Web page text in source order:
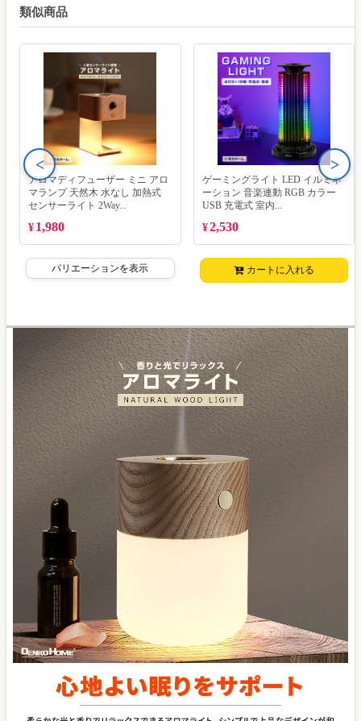
類似商品
アロマディフューザー ミニ アロ
マランプ 天然木 水なし 加熱式
センサーライト 2Way...
¥ 1,980
バリエーションを表示
ゲーミングライト LED イルミネ
ーション 音楽連動 RGB カラー
USB 充電式 室内...
¥2,530
カートに入れる
< >